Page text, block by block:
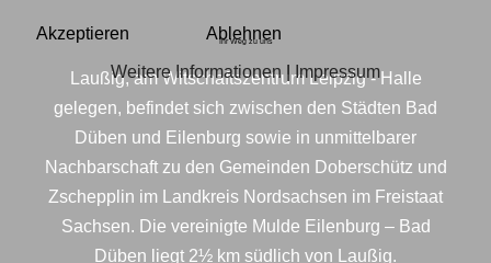
Ihr Weg zu uns
Laußig, am Witschaftszentrum Leipzig - Halle
gelegen, befindet sich zwischen den Städten Bad
Düben und Eilenburg sowie in unmittelbarer
Nachbarschaft zu den Gemeinden Doberschütz und
Zschepplin im Landkreis Nordsachsen im Freistaat
Sachsen. Die vereinigte Mulde Eilenburg – Bad
Düben liegt 2½ km südlich von Laußig.
Akzeptieren Ablehnen
Weitere Informationen|Impressum